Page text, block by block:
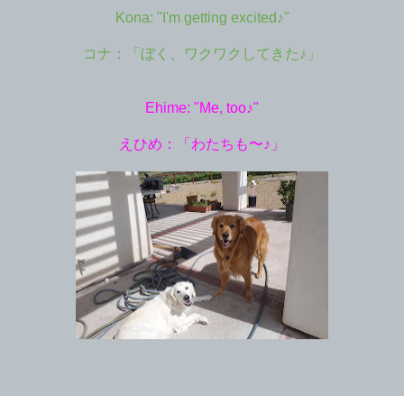
Kona: "I'm getting excited♪"
コナ：「ぼく、ワクワクしてきた♪」
Ehime: "Me, too♪"
えひめ：「わたちも〜♪」